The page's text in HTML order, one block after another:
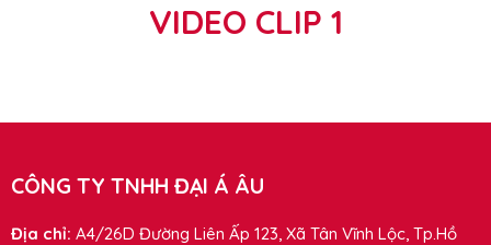
VIDEO CLIP 1
CÔNG TY TNHH ĐẠI Á ÂU
Địa chỉ: A4/26D Đường Liên Ấp 123, Xã Tân Vĩnh Lộc, Tp.Hồ